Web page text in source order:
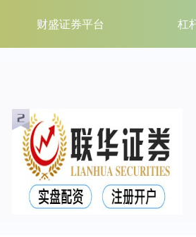
财盛证券平台 杠